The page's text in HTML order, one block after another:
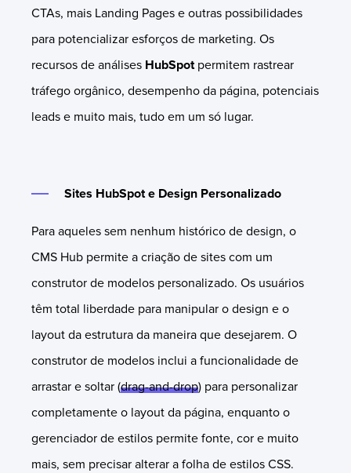
CTAs, mais Landing Pages e outras possibilidades
para potencializar esforços de marketing. Os
recursos de análises HubSpotpermitem rastrear
tráfego orgânico, desempenho da página, potenciais
leads e muito mais, tudo em um só lugar.
Sites HubSpot e Design Personalizado
Para aqueles sem nenhum histórico de design, o
CMS Hub permite a criação de sites com um
construtor de modelos personalizado. Os usuários
têm total liberdade para manipular o design e o
layout da estrutura da maneira que desejarem. O
construtor de modelos inclui a funcionalidade de
arrastar e soltar (drag-and-drop) para personalizar
completamente o layout da página, enquanto o
gerenciador de estilos permite fonte, cor e muito
mais, sem precisar alterar a folha de estilos CSS.